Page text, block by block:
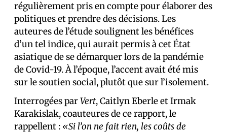
régulièrement pris en compte pour élaborer des
politiques et prendre des décisions. Les
auteur·es de l’étude soulignent les bénéfices
d’un tel indice, qui aurait permis à cet État
asiatique de se démarquer lors de la pandémie
de Covid-19. À l’époque, l’accent avait été mis
sur le soutien social, plutôt que sur l’isolement.
Interrogées parVert, Caitlyn Eberle et Irmak
Karakislak, coauteures de ce rapport, le
rappellent : «Si l’on ne fait rien, les coûts de